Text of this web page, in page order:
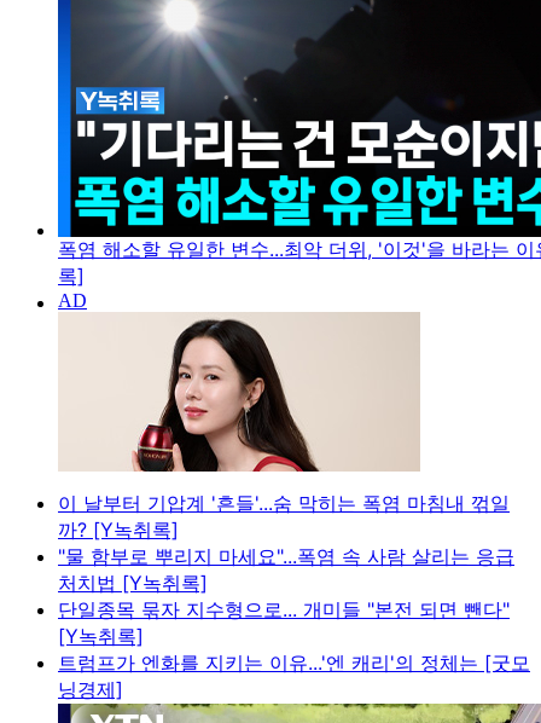
폭염 해소할 유일한 변수...최악 더위, '이것'을 바라는
록]
이 날부터 기압계 '흔들'...숨 막히는 폭염 마침내 꺾일
까? [Y녹취록]
"물 함부로 뿌리지 마세요"...폭염 속 사람 살리는 응급
처치법 [Y녹취록]
단일종목 묶자 지수형으로... 개미들 "본전 되면 뺀다"
[Y녹취록]
트럼프가 엔화를 지키는 이유...'엔 캐리'의 정체는 [굿모
닝경제]